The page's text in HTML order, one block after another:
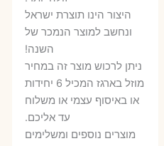
היצור הינו תוצרת ישראל
ונחשב למוצר הנמכר של
השנה!
ניתן לרכוש מוצר זה במחיר
מוזל בארגז המכיל 6 יחידות
או באיסוף עצמי או משלוח
עד אליכם.
מוצרים נוספים ומשלימים